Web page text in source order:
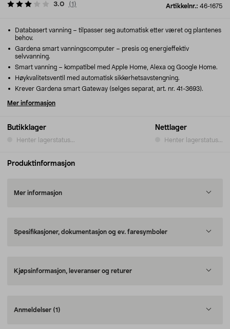
Artikkelnr.: 46-1675
3.0 (1 )
Butikklager
Henter lagerstatus...
Nettlager
Henter lagerstatus...
Databasert vanning – tilpasser seg automatisk etter været og plantenes
behov.
Gardena smart vanningscomputer – presis og energieffektiv
selvvanning.
Smart vanning – kompatibel med Apple Home, Alexa og Google Home.
Høykvalitetsventil med automatisk sikkerhetsavstengning.
Krever Gardena smart Gateway (selges separat, art. nr. 41-3693).
Mer informasjon
Produktinformasjon
Mer informasjon
Spesifikasjoner, dokumentasjon og ev. faresymboler
Kjøpsinformasjon, leveranser og returer
Anmeldelser (1)